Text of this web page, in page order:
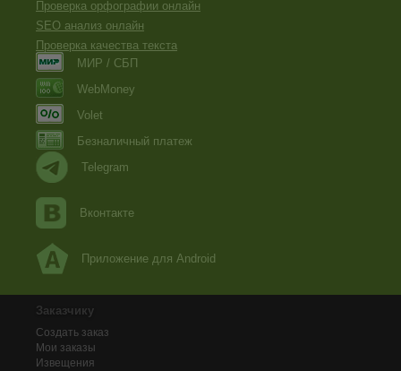
Проверка орфографии онлайн
SEO анализ онлайн
Проверка качества текста
МИР / СБП
WebMoney
Volet
Безналичный платеж
Telegram
Вконтакте
Приложение для Android
Заказчику
Создать заказ
Мои заказы
Извещения